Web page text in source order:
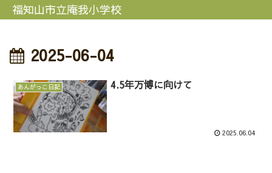
福知山市立庵我小学校
2025-06-04
あんがっこ日記 4.5年万博に向けて
2025.06.04